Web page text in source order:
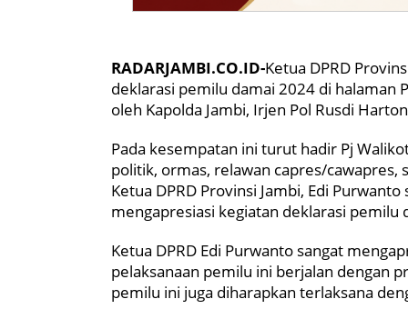
RADARJAMBI.CO.ID-Ketua DPRD
deklarasi pemilu damai 2024 di halaman
oleh Kapolda Jambi, Irjen Pol Rusdi
Pada kesempatan ini turut hadir Pj
politik, ormas, relawan capres/cawapres,
Ketua DPRD Provinsi Jambi, Edi
mengapresiasi kegiatan deklarasi pemilu
Ketua DPRD Edi Purwanto sangat
pelaksanaan pemilu ini berjalan dengan
pemilu ini juga diharapkan terlaksana